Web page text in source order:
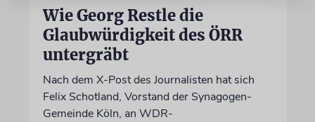
Wie Georg Restle die
Glaubwürdigkeit des ÖRR
untergräbt
Nach dem X-Post des Journalisten hat sich
Felix Schotland, Vorstand der Synagogen-
Gemeinde Köln, an WDR-